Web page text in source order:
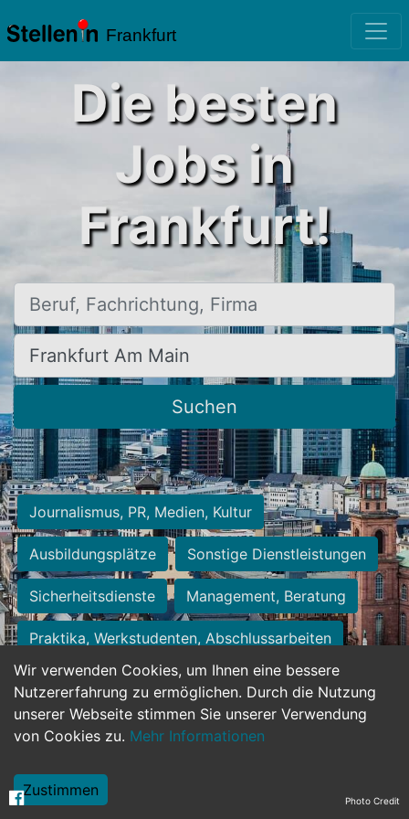
Frankfurt
Wir verwenden Cookies, um Ihnen eine bessere
Nutzererfahrung zu ermöglichen. Durch die Nutzung
unserer Webseite stimmen Sie unserer Verwendung
von Cookies zu. Mehr Informationen
Zustimmen
Die besten
Jobs in
Frankfurt!
Beruf, Fachrichtung, Firma
Ort, Stadt
Suchen
Journalismus, PR, Medien, Kultur
Ausbildungsplätze Sonstige Dienstleistungen
Sicherheitsdienste Management, Beratung
Praktika, Werkstudenten, Abschlussarbeiten
Personalwesen Assistenz, Sekretariat
Hilfskräfte, Aushilfs- und Nebenjobs
Weiterbildung, Studium, duale Ausbildung Photo Credit